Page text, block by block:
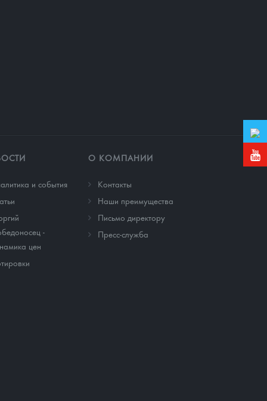
и события
-
цен
О КОМПАНИИ
Контакты
Наши преимущества
Письмо директору
Пресс-служба